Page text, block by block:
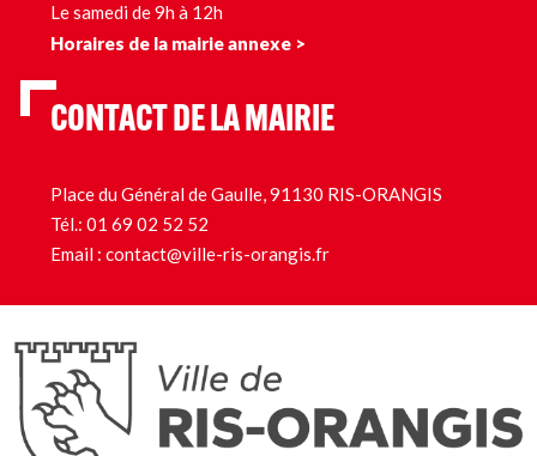
Le samedi de 9h à 12h
Horaires de la mairie annexe >
CONTACT DE LA MAIRIE
Place du Général de Gaulle, 91130 RIS-ORANGIS
Tél.: 01 69 02 52 52
Email : contact@ville-ris-orangis.fr